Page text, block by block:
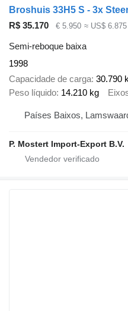
R$ 35.170 € 5.950 ≈ US$ 6.875
Semi-reboque baixa
1998
Capacidade de carga 30.790
Peso líquido 14.210 kg
Países Baixos,
P. Mostert Import-Export B.V.